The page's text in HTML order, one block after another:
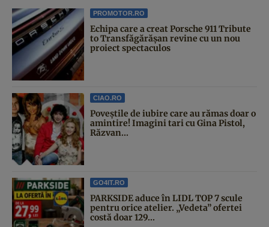
PROMOTOR.RO
Echipa care a creat Porsche 911 Tribute
to Transfăgărășan revine cu un nou
proiect spectaculos
CIAO.RO
Poveştile de iubire care au rămas doar o
amintire! Imagini tari cu Gina Pistol,
Răzvan...
GO4IT.RO
PARKSIDE aduce în LIDL TOP 7 scule
pentru orice atelier. „Vedeta” ofertei
costă doar 129...